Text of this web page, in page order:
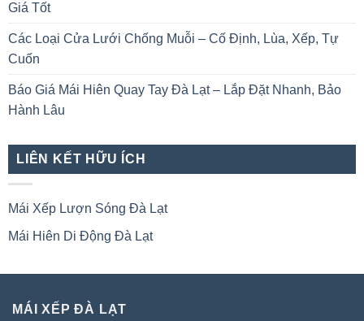
Giá Tốt
Các Loại Cửa Lưới Chống Muỗi – Cố Định, Lùa, Xếp, Tự
Cuốn
Báo Giá Mái Hiên Quay Tay Đà Lạt – Lắp Đặt Nhanh, Bảo
Hành Lâu
LIÊN KẾT HỮU ÍCH
Mái Xếp Lượn Sóng Đà Lạt
Mái Hiên Di Động Đà Lạt
MÁI XẾP ĐÀ LẠT